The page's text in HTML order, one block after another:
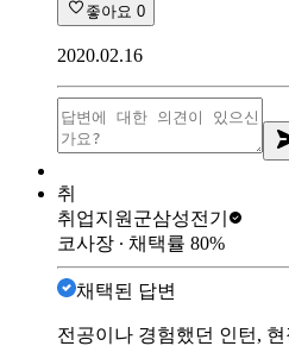
좋아요 0
2020.02.16
취
취업지원군삼성전기
코사장 ∙ 채택률 80%
채택된 답변
전공이나 경험했던 인턴,